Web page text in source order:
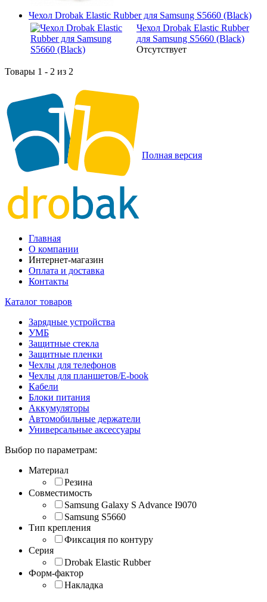
Чехол Drobak Elastic Rubber для Samsung S5660 (Black)
Чехол Drobak Elastic Rubber
для Samsung S5660 (Black)
Отсутствует
Товары 1 - 2 из 2
Полная версия
Главная
О компании
Интернет-магазин
Оплата и доставка
Контакты
Каталог товаров
Зарядные устройства
УМБ
Защитные стекла
Защитные пленки
Чехлы для телефонов
Чехлы для планшетов/E-book
Кабели
Блоки питания
Аккумуляторы
Автомобильные держатели
Универсальные аксессуары
Выбор по параметрам:
Материал
Резина
Совместимость
Samsung Galaxy S Advance I9070
Samsung S5660
Тип крепления
Фиксация по контуру
Серия
Drobak Elastic Rubber
Форм-фактор
Накладка